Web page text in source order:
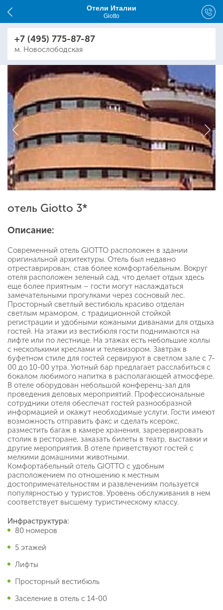
Отели Италии
Giotto
+7 (495) 775-87-87
м. Новослободская
отель Giotto 3*
Описание:
Современный отель GIOTTO расположен в здании
оригинальной архитектуры. Отель был недавно
отреставрирован, став более комфортабельным. Вокруг
отеля расположен зеленый сад, что делает отдых здесь
еще более приятным – гости могут наслаждаться
замечательными прогулками через сосновый лес.
Просторный светлый вестибюль красиво отделан
светлым мрамором, с традиционной стойкой
регистрации и удобными кожаными диванами для отдыха
гостей. На этажи из вестибюля гости поднимаются на
лифте или по лестнице. На этажах есть небольшие холлы
с несколькими креслами и телевизором. Завтрак в
буфетном стиле для гостей сервируют в светлом зале с 7-
00 до 10-00 утра. Уютный бар предлагает расслабиться с
бокалом любимого напитка в располагающей атмосфере.
В отеле оборудован небольшой конференц-зал для
проведения деловых мероприятий. Профессиональные
сотрудники отеля обеспечат гостей разнообразной
информацией и окажут необходимые услуги. Гости имеют
возможность отправить факс и сделать ксерокс,
разместить багаж в камере хранения, зарезервировать
столик в ресторане, заказать билеты в театр, выставки и
другие мероприятия. В отеле приветствуют гостей с
мелкими домашними животными.
Комфортабельный отель GIOTTO с удобным
расположением по отношению к местным
достопримечательностям и развлечениям пользуется
популярностью у туристов. Уровень обслуживания в нем
соответствует высшему туристическому классу.
Инфраструктура:
80 номеров
5 этажей
Лифты
Просторный вестибюль
Заселение в отель с 14-00